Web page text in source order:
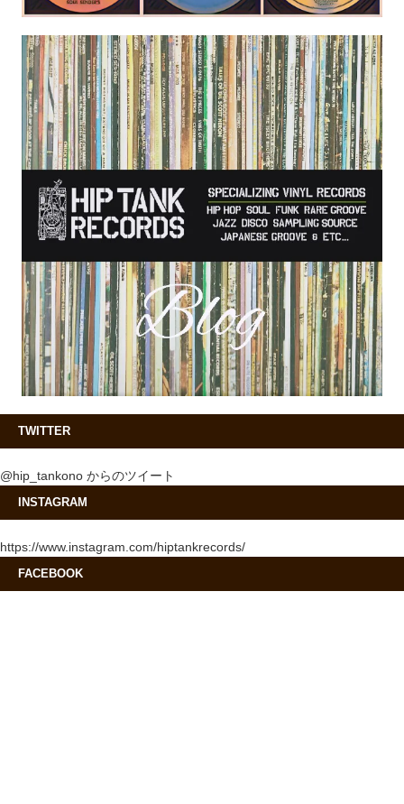
TWITTER
@hip_tankono からのツイート
INSTAGRAM
https://www.instagram.com/hiptankrecords/
FACEBOOK